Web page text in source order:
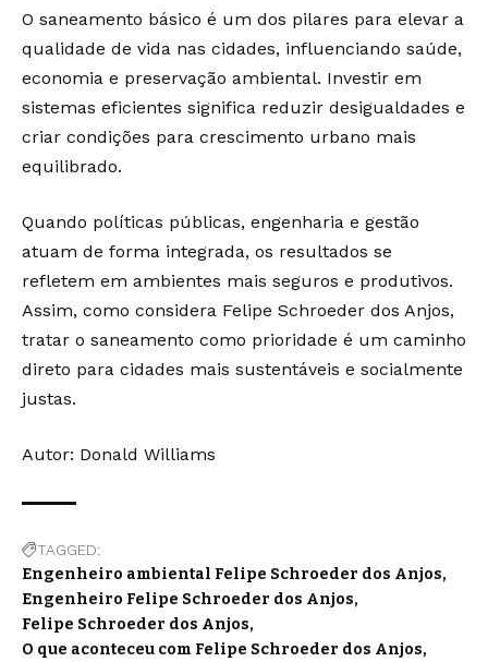
O saneamento básico é um dos pilares para elevar a
qualidade de vida nas cidades, influenciando saúde,
economia e preservação ambiental. Investir em
sistemas eficientes significa reduzir desigualdades e
criar condições para crescimento urbano mais
equilibrado.
Quando políticas públicas, engenharia e gestão
atuam de forma integrada, os resultados se
refletem em ambientes mais seguros e produtivos.
Assim, como considera Felipe Schroeder dos Anjos,
tratar o saneamento como prioridade é um caminho
direto para cidades mais sustentáveis e socialmente
justas.
Autor: Donald Williams
TAGGED:
Engenheiro ambiental Felipe Schroeder dos Anjos
Engenheiro Felipe Schroeder dos Anjos
Felipe Schroeder dos Anjos
O que aconteceu com Felipe Schroeder dos Anjos